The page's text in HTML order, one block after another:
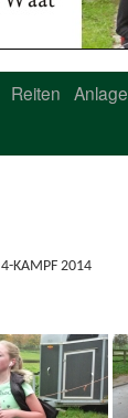
Reiten Anlage
4-KAMPF 2014